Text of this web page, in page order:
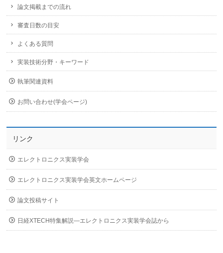
論文掲載までの流れ
審査日数の目安
よくある質問
実装技術分野・キーワード
執筆関連資料
お問い合わせ(学会ページ)
リンク
エレクトロニクス実装学会
エレクトロニクス実装学会英文ホームページ
論文投稿サイト
日経XTECH特集解説―エレクトロニクス実装学会誌から